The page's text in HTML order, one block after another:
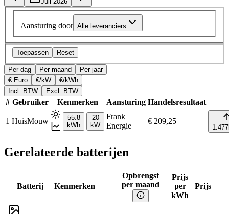
Aansturing door Alle leveranciers
Toepassen Reset
Per dag Per maand
Per jaar
€ Euro
€/kW
€/kWh
Incl. BTW
Excl. BTW
# Gebruiker Kenmerken Aansturing Handelsresultaat
1 HuisMouw
55.8
kWh
20
kW
Frank
Energie
€ 209,25
1.477
Gerelateerde batterijen
Batterij Kenmerken
Opbrengst
per maand
Prijs
per
kWh
Prijs